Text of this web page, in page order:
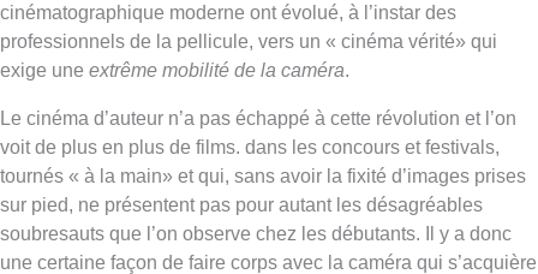
cinématographique moderne ont évolué, à l’instar des
professionnels de la pellicule, vers un « cinéma vérité» qui
exige une extrême mobilité de la caméra.
Le cinéma d’auteur n’a pas échappé à cette révolution et l’on
voit de plus en plus de films. dans les concours et festivals,
tournés « à la main» et qui, sans avoir la fixité d’images prises
sur pied, ne présentent pas pour autant les désagréables
soubresauts que l’on observe chez les débutants. Il y a donc
une certaine façon de faire corps avec la caméra qui s’acquière